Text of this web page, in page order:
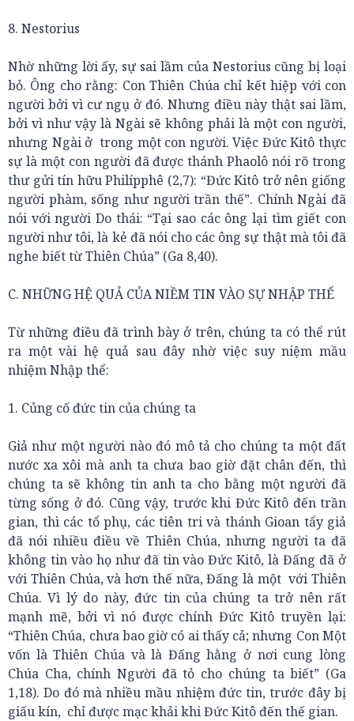
8. Nestorius
Nhờ những lời ấy, sự sai lầm của Nestorius cũng bị loại
bỏ. Ông cho rằng: Con Thiên Chúa chỉ kết hiệp với con
người bởi vì cư ngụ ở đó. Nhưng điều này thật sai lầm,
bởi vì như vậy là Ngài sẽ không phải là một con người,
nhưng Ngài ở trong một con người. Việc Đức Kitô thực
sự là một con người đã được thánh Phaolô nói rõ trong
thư gửi tín hữu Philípphê (2,7): “Đức Kitô trở nên giống
người phàm, sống như người trần thế”. Chính Ngài đã
nói với người Do thái: “Tại sao các ông lại tìm giết con
người như tôi, là kẻ đã nói cho các ông sự thật mà tôi đã
nghe biết từ Thiên Chúa” (Ga 8,40).
C. NHỮNG HỆ QUẢ CỦA NIỀM TIN VÀO SỰ NHẬP THỂ
Từ những điều đã trình bày ở trên, chúng ta có thể rút
ra một vài hệ quả sau đây nhờ việc suy niệm mầu
nhiệm Nhập thể:
1. Củng cố đức tin của chúng ta
Giả như một người nào đó mô tả cho chúng ta một đất
nước xa xôi mà anh ta chưa bao giờ đặt chân đến, thì
chúng ta sẽ không tin anh ta cho bằng một người đã
từng sống ở đó. Cũng vậy, trước khi Đức Kitô đến trần
gian, thì các tổ phụ, các tiên tri và thánh Gioan tẩy giả
đã nói nhiều điều về Thiên Chúa, nhưng người ta đã
không tin vào họ như đã tin vào Đức Kitô, là Đấng đã ở
với Thiên Chúa, và hơn thế nữa, Đấng là một với Thiên
Chúa. Vì lý do này, đức tin của chúng ta trở nên rất
mạnh mẽ, bởi vì nó được chính Đức Kitô truyền lại:
“Thiên Chúa, chưa bao giờ có ai thấy cả; nhưng Con Một
vốn là Thiên Chúa và là Đấng hằng ở nơi cung lòng
Chúa Cha, chính Người đã tỏ cho chúng ta biết” (Ga
1,18). Do đó mà nhiều mầu nhiệm đức tin, trước đây bị
giấu kín, chỉ được mạc khải khi Đức Kitô đến thế gian.